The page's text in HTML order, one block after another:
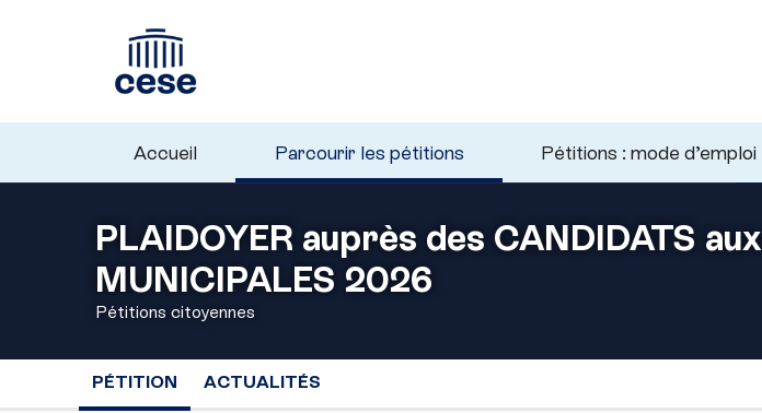
Accueil Parcourir les pétitions Pétitions : mode d’emploi
PLAIDOYER auprès des CANDIDATS aux
MUNICIPALES 2026
Pétitions citoyennes
PÉTITION ACTUALITÉS